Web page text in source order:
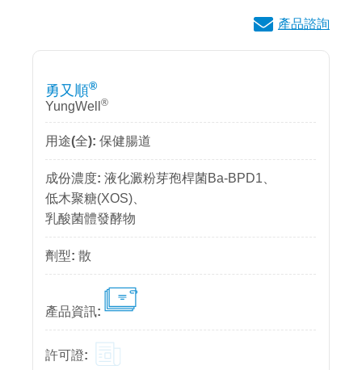
產品諮詢
勇又順®
YungWell®
保健腸道
液化澱粉芽孢桿菌Ba-BPD1、
低木聚糖(XOS)、
乳酸菌體發酵物
散